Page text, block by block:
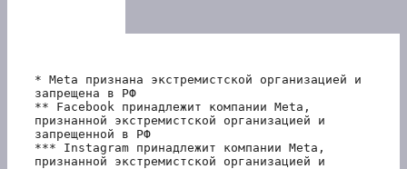
* Meta признана экстремистской организацией и
запрещена в РФ
** Facebook принадлежит компании Meta,
признанной экстремистской организацией и
запрещенной в РФ
*** Instagram принадлежит компании Meta,
признанной экстремистской организацией и